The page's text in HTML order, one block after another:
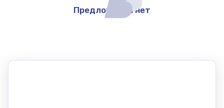
Предложений нет